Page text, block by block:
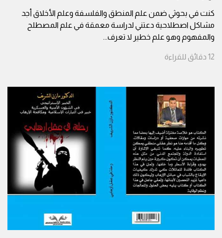
كنت في بحوثي ضمن علم المنطق والفلسفة وعلم الأخلاق أجد
مشاكل اصطلاحية دعتني لدراسة معمقة في علم المصطلح
والمفهوم وهو علم خطير لا تعرف...
12 دقائق للقراءة